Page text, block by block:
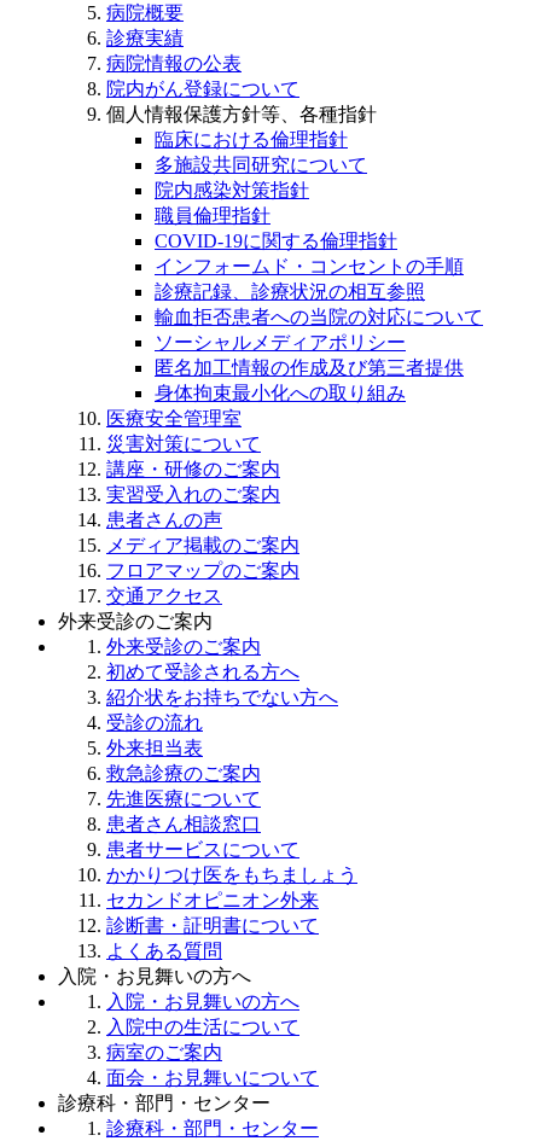
病院概要
診療実績
病院情報の公表
院内がん登録について
個人情報保護方針等、各種指針
臨床における倫理指針
多施設共同研究について
院内感染対策指針
職員倫理指針
COVID-19に関する倫理指針
インフォームド・コンセントの手順
診療記録、診療状況の相互参照
輸血拒否患者への当院の対応について
ソーシャルメディアポリシー
匿名加工情報の作成及び第三者提供
身体拘束最小化への取り組み
医療安全管理室
災害対策について
講座・研修のご案内
実習受入れのご案内
患者さんの声
メディア掲載のご案内
フロアマップのご案内
交通アクセス
外来受診のご案内
外来受診のご案内
初めて受診される方へ
紹介状をお持ちでない方へ
受診の流れ
外来担当表
救急診療のご案内
先進医療について
患者さん相談窓口
患者サービスについて
かかりつけ医をもちましょう
セカンドオピニオン外来
診断書・証明書について
よくある質問
入院・お見舞いの方へ
入院・お見舞いの方へ
入院中の生活について
病室のご案内
面会・お見舞いについて
診療科・部門・センター
診療科・部門・センター